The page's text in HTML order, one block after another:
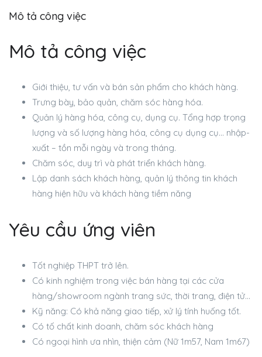
Mô tả công việc
Mô tả công việc
Giới thiệu, tư vấn và bán sản phẩm cho khách hàng.
Trưng bày, bảo quản, chăm sóc hàng hóa.
Quản lý hàng hóa, công cụ, dụng cụ. Tổng hợp trọng
lượng và số lượng hàng hóa, công cụ dụng cụ… nhập-
xuất – tồn mỗi ngày và trong tháng.
Chăm sóc, duy trì và phát triển khách hàng.
Lập danh sách khách hàng, quản lý thông tin khách
hàng hiện hữu và khách hàng tiềm năng
Yêu cầu ứng viên
Tốt nghiệp THPT trở lên.
Có kinh nghiệm trong việc bán hàng tại các cửa
hàng/showroom ngành trang sức, thời trang, điện tử…
Kỹ năng: Có khả năng giao tiếp, xử lý tính huống tốt.
Có tố chất kinh doanh, chăm sóc khách hàng
Có ngoại hình ưa nhìn, thiện cảm (Nữ 1m57, Nam 1m67)